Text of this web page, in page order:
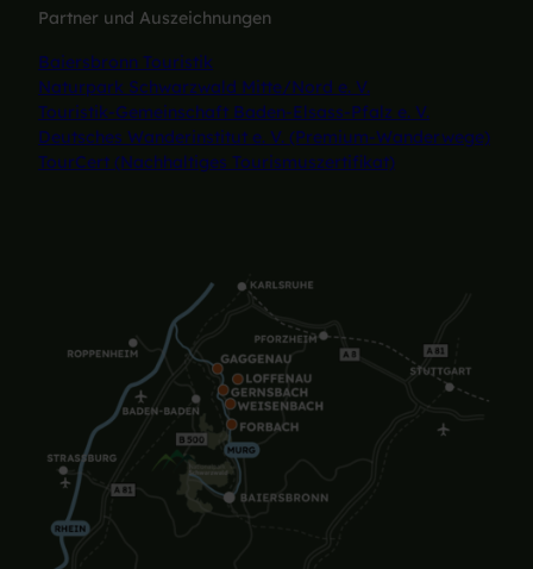
Partner und Auszeichnungen
Baiersbronn Touristik
Naturpark Schwarzwald Mitte/Nord e. V.
Touristik-Gemeinschaft Baden-Elsass-Pfalz e. V.
Deutsches Wanderinstitut e. V. (Premium-Wanderwege)
TourCert (Nachhaltiges Tourismuszertifikat)